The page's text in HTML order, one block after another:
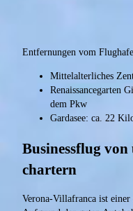
Entfernungen vom
Mittelalterliches
Renaissancegarten
dem Pkw
Gardasee: ca. 22
Businessflug
chartern
Verona-Villafranca ist